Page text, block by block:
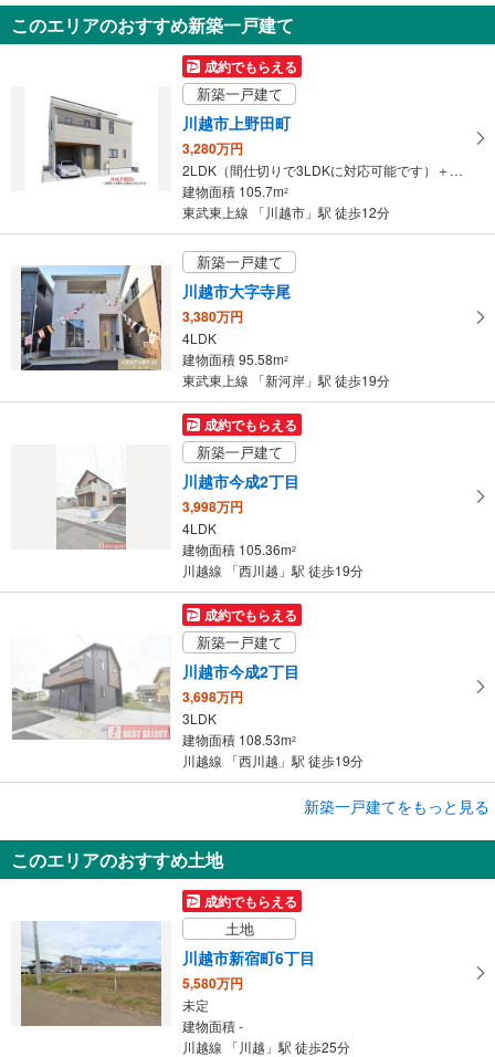
2,980万円
2LDK
72.14m2
埼玉県川越市大字萱沼
このエリアのおすすめ新築一戸建て
成約でもらえる
新築一戸建て
川越市上野田町
3,280万円
2LDK（間仕切りで3LDKに対応可能です）＋ワークルーム4.5帖＋WIC
建物面積 105.7m2
東武東上線 「川越市」駅 徒歩12分
新築一戸建て
川越市大字寺尾
3,380万円
4LDK
建物面積 95.58m2
東武東上線 「新河岸」駅 徒歩19分
成約でもらえる
新築一戸建て
川越市今成2丁目
3,998万円
4LDK
建物面積 105.36m2
川越線 「西川越」駅 徒歩19分
成約でもらえる
新築一戸建て
川越市今成2丁目
3,698万円
3LDK
建物面積 108.53m2
川越線 「西川越」駅 徒歩19分
川越市今成2丁目
3,598万円
3LDK
建物面積 107.67m
川越線 「西川越」駅 徒歩19分
新築一戸建てをもっと見る
このエリアのおすすめ土地
成約でもらえる
土地
川越市新宿町6丁目
5,580万円
未定
建物面積 -
川越線 「川越」駅 徒歩25分